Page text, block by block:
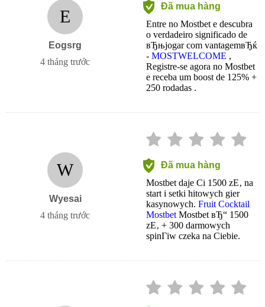
E
Eogsrg
4 tháng trước
Đã mua hàng
Entre no Mostbet e descubra
o verdadeiro significado de
вЂњjogar com vantagemвЂќ
- MOSTWELCOME ,
Registre-se agora no Mostbet
e receba um boost de 125% +
250 rodadas .
W
Wyesai
4 tháng trước
Đã mua hàng
Mostbet daje Ci 1500 zЕ‚ na
start i setki hitowych gier
kasynowych. Fruit Cocktail
Mostbet Mostbet вЂ“ 1500
zЕ‚ + 300 darmowych
spinГіw czeka na Ciebie.